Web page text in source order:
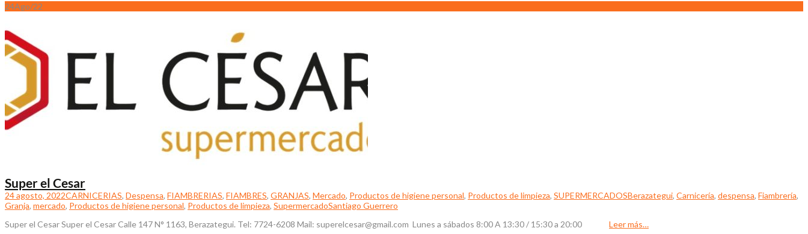
24Ago/22
Super el Cesar
24 agosto, 2022CARNICERIAS, Despensa, FIAMBRERIAS, FIAMBRES, GRANJAS, Mercado, Productos de higiene personal, Productos de limpieza, SUPERMERCADOSBerazategui, Carnicería, despensa, Fiambrería,
Granja, mercado, Productos de higiene personal, Productos de limpieza, SupermercadoSantiago Guerrero
Super el Cesar Super el Cesar Calle 147 N° 1163, Berazategui. Tel: 7724-6208 Mail: superelcesar@gmail.com Lunes a sábados 8:00 A 13:30 / 15:30 a 20:00 Leer más…